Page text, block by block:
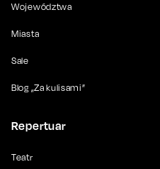
Województwa
Miasta
Sale
Blog „Za kulisami”
Repertuar
Teatr